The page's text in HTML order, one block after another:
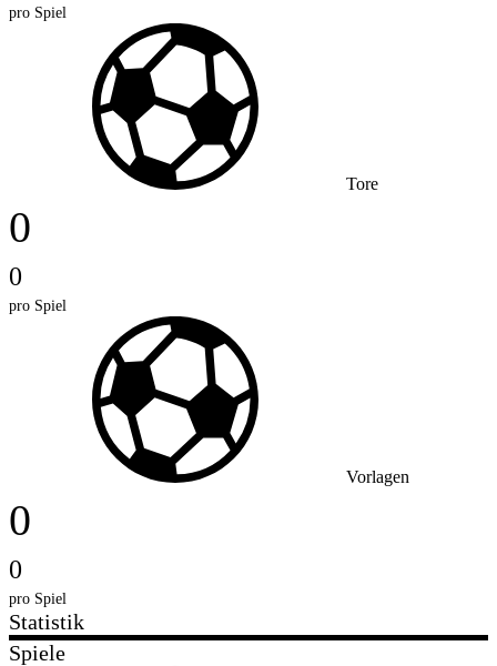
pro Spiel
Tore
0
0
pro Spiel
Vorlagen
0
0
pro Spiel
Statistik
Spiele